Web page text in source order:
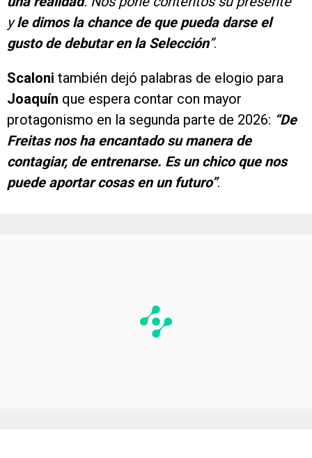
yle dimos la chance de que pueda darse el
gusto de debutar en la Selección”.
Scaloni también dejó palabras de elogio para
Joaquín que espera contar con mayor
protagonismo en la segunda parte de 2026: “De
Freitas nos ha encantado su manera de
contagiar, de entrenarse. Es un chico que nos
puede aportar cosas en un futuro”.